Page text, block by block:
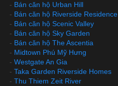
- Bán căn hộ Urban Hill
- Bán căn hộ Riverside Residence
- Bán căn hộ Scenic Valley
- Bán căn hộ Sky Garden
- Bán căn hộ The Ascentia
- Midtown Phú Mỹ Hưng
- Westgate An Gia
- Taka Garden Riverside Homes
- Thu Thiem Zeit River